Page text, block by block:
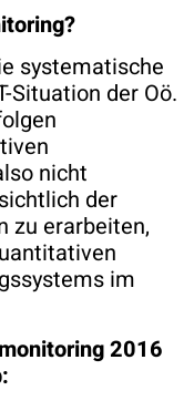
systematische
Situation der Oö.
nicht
der
zu erarbeiten,
im
2016